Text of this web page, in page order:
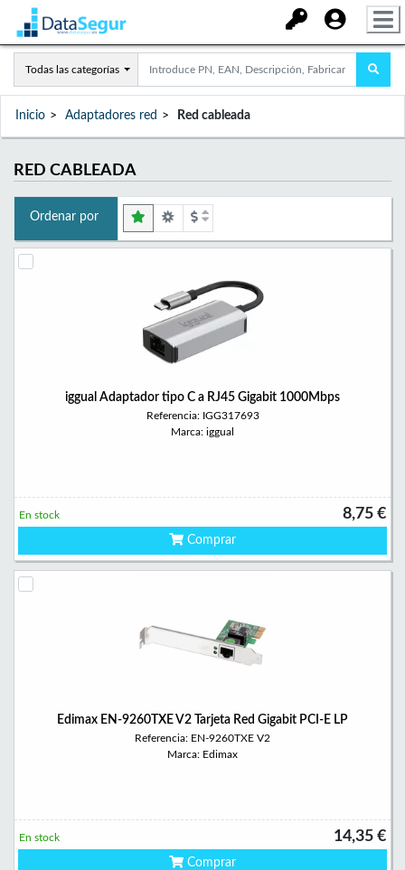
Todas las categorías
Inicio Adaptadores red Red cableada
RED CABLEADA
Ordenar por
iggual Adaptador tipo C a RJ45 Gigabit 1000Mbps
Referencia: IGG317693
Marca: iggual
8,75 €
En stock
Comprar
Edimax EN-9260TXE V2 Tarjeta Red Gigabit PCI-E LP
Referencia: EN-9260TXE V2
Marca: Edimax
14,35 €
En stock
Comprar